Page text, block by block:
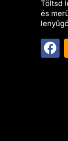
Töltsd
és